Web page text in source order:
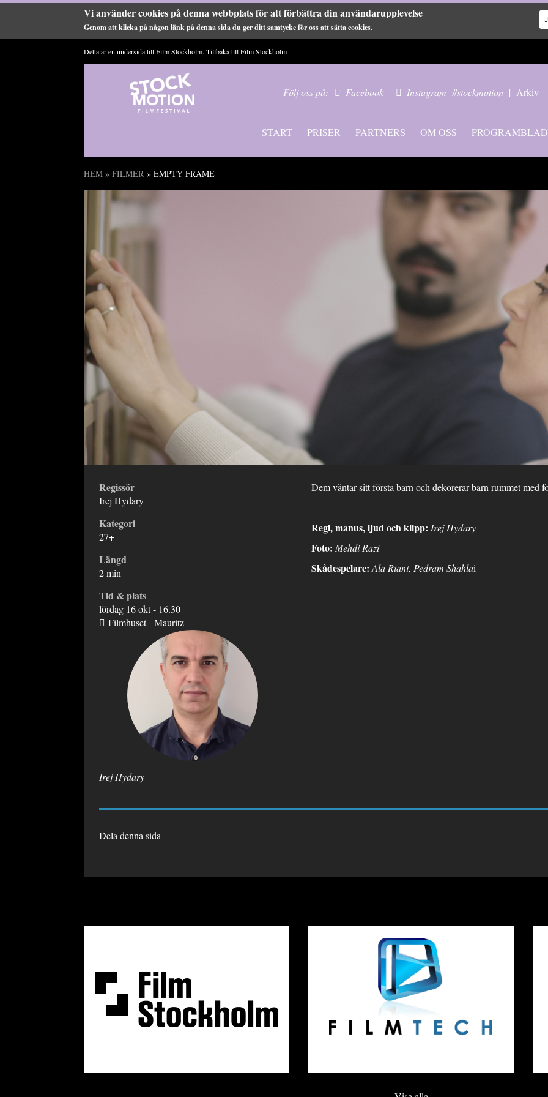
Vi använder cookies på denna webbplats för att förbättra din användarupplevelse
Genom att klicka på någon länk på denna sida du ger ditt samtycke för oss att sätta cookies.
Detta är en undersida till Film Stockholm. Tillbaka tillFilm Stockholm
Följ oss på: Facebook Instagram #stockmotion | Arkiv
START PRISER PARTNERS OM OSS PROGRAMBLAD
Du är här
HEM » FILMER » EMPTY FRAME
Regissör
Irej Hydary
Kategori
27+
Längd
2 min
Tid & plats
lördag 16 okt - 16.30
Filmhuset - Mauritz
Irej Hydary
Dem väntar sitt första barn och dekorerar barn rummet med
Regi, manus, ljud och klipp: Irej Hydary
Foto: Mehdi Razi
Skådespelare: Ala Riani, Pedram Shahlai
Dela denna sida